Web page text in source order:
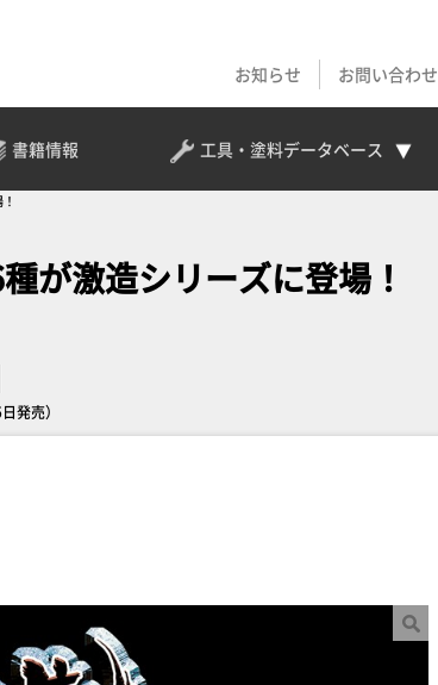
お知らせ
お問い合わせ
書籍情報 工具・塗料データベース
が激造シリーズに登場！
発売）